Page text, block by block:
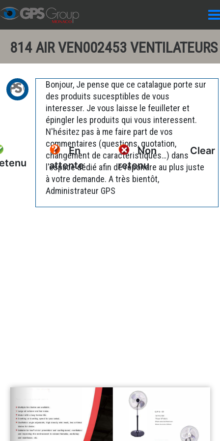
814 AIR VEN002453 VENTILATEURS
En
attente
Non
retenu
Clear
Bonjour, Je pense que ce catalague porte sur
des produits sucesptibles de vous
interesser. Je vous laisse le feuilleter et
épingler les produits qui vous interessent.
N'hésitez pas à me faire part de vos
commentaires (questions, quotation,
changement de caractéristiques…) dans
l'espace dédié afin de répondre au plus juste
à votre demande. A très bientôt,
Administrateur GPS